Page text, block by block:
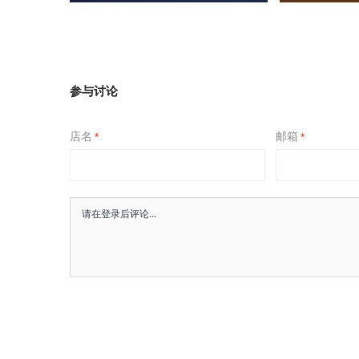
参与讨论
店名 * 邮箱 *